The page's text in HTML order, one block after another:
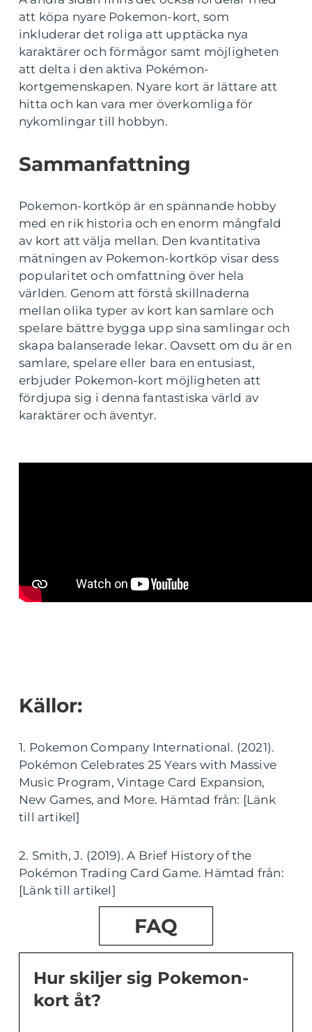
att köpa nyare Pokemon-kort, som
inkluderar det roliga att upptäcka nya
karaktärer och förmågor samt möjligheten
att delta i den aktiva Pokémon-
kortgemenskapen. Nyare kort är lättare att
hitta och kan vara mer överkomliga för
nykomlingar till hobbyn.
Sammanfattning
Pokemon-kortköp är en spännande hobby
med en rik historia och en enorm mångfald
av kort att välja mellan. Den kvantitativa
mätningen av Pokemon-kortköp visar dess
popularitet och omfattning över hela
världen. Genom att förstå skillnaderna
mellan olika typer av kort kan samlare och
spelare bättre bygga upp sina samlingar och
skapa balanserade lekar. Oavsett om du är en
samlare, spelare eller bara en entusiast,
erbjuder Pokemon-kort möjligheten att
fördjupa sig i denna fantastiska värld av
karaktärer och äventyr.
Källor:
1. Pokemon Company International. (2021).
Pokémon Celebrates 25 Years with Massive
Music Program, Vintage Card Expansion,
New Games, and More. Hämtad från: [Länk
till artikel]
2. Smith, J. (2019). A Brief History of the
Pokémon Trading Card Game. Hämtad från:
[Länk till artikel]
FAQ
Hur skiljer sig Pokemon-
kort åt?